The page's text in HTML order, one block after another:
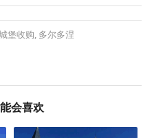
堡收购, 多尔多涅
会喜欢